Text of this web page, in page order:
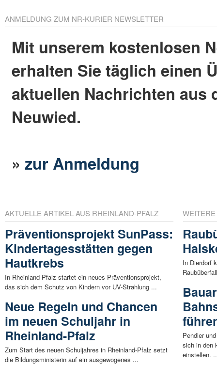
ANMELDUNG ZUM NR-KURIER NEWSLETTER
Mit unserem kostenlosen
erhalten Sie täglich einen
aktuellen Nachrichten aus
Neuwied.
»zur Anmeldung
AKTUELLE ARTIKEL AUS RHEINLAND-PFALZ
Präventionsprojekt SunPass:
Kindertagesstätten gegen
Hautkrebs
In Rheinland-Pfalz startet ein neues Präventionsprojekt,
das sich dem Schutz von Kindern vor UV-Strahlung ...
Neue Regeln und Chancen
im neuen Schuljahr in
Rheinland-Pfalz
Zum Start des neuen Schuljahres in Rheinland-Pfalz setzt
die Bildungsministerin auf ein ausgewogenes ...
In Dierdorf
Pendler
sich in den
einstellen.